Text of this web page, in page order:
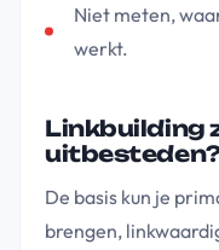
Niet meten,
werkt.
Linkbuilding
De basis kun je
brengen,